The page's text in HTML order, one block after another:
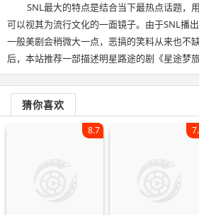
SNL最大的特点是结合当下最热点话题，
可以视其为流行文化的一面镜子。由于SNL播
一般美剧会稍微大一点，恶搞的笑料从来也不
后，本站推荐一部描述明星路途的剧《星途梦
猜你喜欢
8.7